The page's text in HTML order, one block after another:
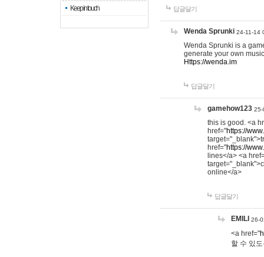
Keep in touch
답글달기
Wenda Sprunki 24-11-14
Wenda Sprunki is a
generate your own
Https://wenda.im
답글달기
gamehow123 25-
this is good. <a
href="https://
href="https://
lines</a> <a
online</a>
답글달기
EMILI 26-
<a href="
할 수 있